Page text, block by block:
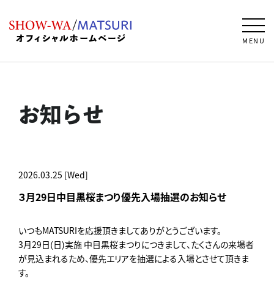
MENU
お知らせ
2026.03.25 [Wed]
３月29日中目黒桜まつり優先入場抽選のお知らせ
いつもMATSURIを応援頂きましてありがとうございます。
3月29日(日)実施 中目黒桜まつりにつきまして、たくさんの来場者
が見込まれるため、優先エリアを抽選による入場とさせて頂きま
す。